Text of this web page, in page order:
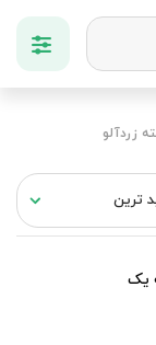
خشکبار
زردآلو
یک